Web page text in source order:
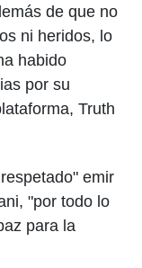
de que no
ni heridos, lo
habido
por su
Truth
emir
"por todo lo
para la